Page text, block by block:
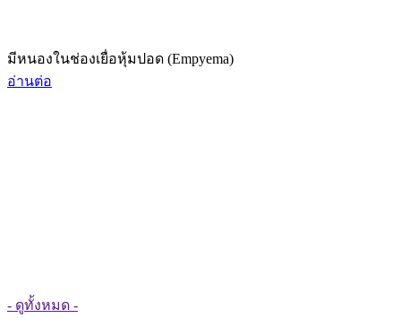
มีหนองในช่องเยื่อหุ้มปอด (Empyema)
อ่านต่อ
- ดูทั้งหมด -